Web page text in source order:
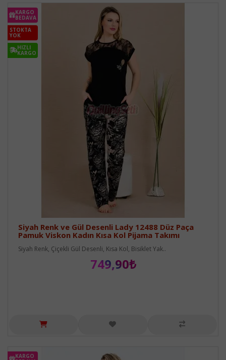
KARGO
BEDAVA
STOKTA
YOK
HIZLI
KARGO
Siyah Renk ve Gül Desenli Lady 12488 Düz Paça
Pamuk Viskon Kadın Kısa Kol Pijama Takımı
Siyah Renk, Çiçekli Gül Desenli, Kısa Kol, Bisiklet Yak..
749,90₺
KARGO